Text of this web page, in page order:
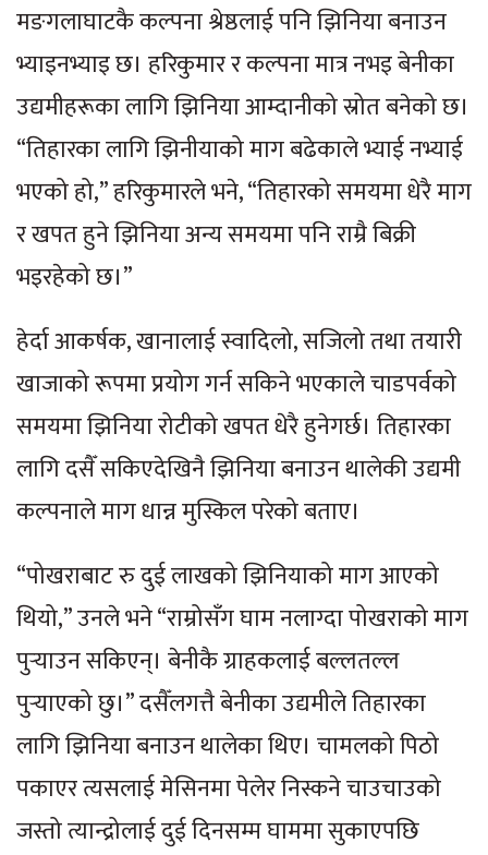
मङगलाघाटकै कल्पना श्रेष्ठलाई पनि झिनिया बनाउन
भ्याइनभ्याइ छ। हरिकुमार र कल्पना मात्र नभइ बेनीका
उद्यमीहरूका लागि झिनिया आम्दानीको स्रोत बनेको छ।
“तिहारका लागि झिनीयाको माग बढेकाले भ्याई नभ्याई
भएको हो,” हरिकुमारले भने, “तिहारको समयमा धेरै माग
र खपत हुने झिनिया अन्य समयमा पनि राम्रै बिक्री
भइरहेको छ।”
हेर्दा आकर्षक, खानालाई स्वादिलो, सजिलो तथा तयारी
खाजाको रूपमा प्रयोग गर्न सकिने भएकाले चाडपर्वको
समयमा झिनिया रोटीको खपत धेरै हुनेगर्छ। तिहारका
लागि दसैँ सकिएदेखिनै झिनिया बनाउन थालेकी उद्यमी
कल्पनाले माग धान्न मुस्किल परेको बताए।
“पोखराबाट रु दुई लाखको झिनियाको माग आएको
थियो,” उनले भने “राम्रोसँग घाम नलाग्दा पोखराको माग
पुर्‍याउन सकिएन्। बेनीकै ग्राहकलाई बल्लतल्ल
पुर्‍याएको छु।” दसैँलगत्तै बेनीका उद्यमीले तिहारका
लागि झिनिया बनाउन थालेका थिए। चामलको पिठो
पकाएर त्यसलाई मेसिनमा पेलेर निस्कने चाउचाउको
जस्तो त्यान्द्रोलाई दुई दिनसम्म घाममा सुकाएपछि